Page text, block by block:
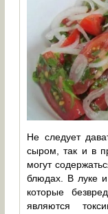
Не следует
сыром, так и в
могут
блюдах. В луке
которые
являются